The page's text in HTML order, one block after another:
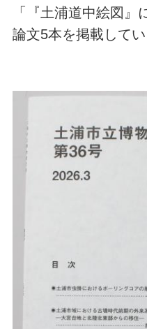
「『土浦道中絵図』
論文5本を掲載してい